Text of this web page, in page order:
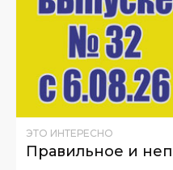
ЭТО ИНТЕРЕСНО
Правильное и